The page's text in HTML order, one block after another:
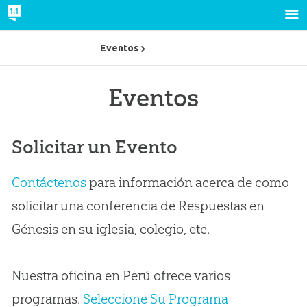
Eventos
Solicitar un Evento
Contáctenospara información acerca de como
solicitar una conferencia de Respuestas en
Génesis en su iglesia, colegio, etc.
Nuestra oficina en Perú ofrece varios
programas. Seleccione Su Programa
Eventos